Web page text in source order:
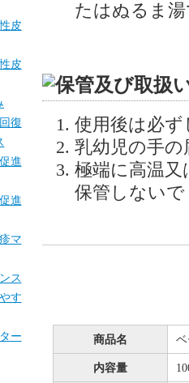
たはぬるま
使用後は必
乳幼児の手
極端に高温
保管しない
商品名
内容量